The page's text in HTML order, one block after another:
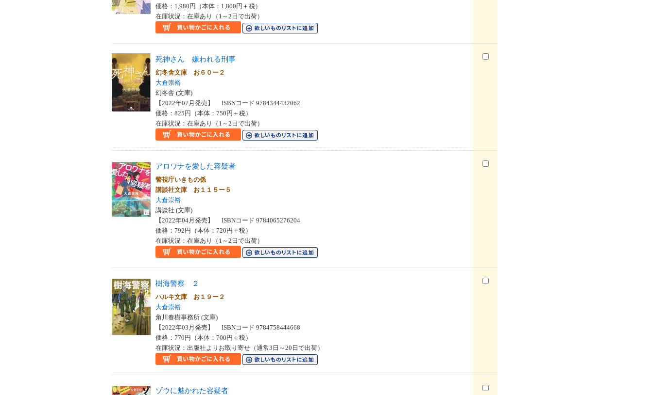
価格：1,980円（本体：1,800円＋税）
在庫状況：在庫あり（1～2日で出荷）
死神さん 嫌われる刑事
幻冬舎文庫 お６０ー２
大倉崇裕
幻冬舎 (文庫)
【2022年07月発売】 ISBNコード 9784344432062
価格：825円（本体：750円＋税）
在庫状況：在庫あり（1～2日で出荷）
アロワナを愛した容疑者
警視庁いきもの係
講談社文庫 お１１５ー５
大倉崇裕
講談社 (文庫)
【2022年04月発売】 ISBNコード 9784065276204
価格：792円（本体：720円＋税）
在庫状況：在庫あり（1～2日で出荷）
樹海警察 ２
ハルキ文庫 お１９ー２
大倉崇裕
角川春樹事務所 (文庫)
【2022年03月発売】 ISBNコード 9784758444668
価格：770円（本体：700円＋税）
在庫状況：出版社よりお取り寄せ（通常3日～20日で出荷）
ゾウに魅かれた容疑者